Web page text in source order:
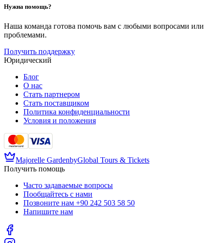
Нужна помощь?
Наша команда готова помочь вам с любыми вопросами или
проблемами.
Получить поддержку
Юридический
Блог
О нас
Стать партнером
Стать поставщиком
Политика конфиденциальности
Условия и положения
Majorelle GardenbyGlobal Tours & Tickets
Получить помощь
Часто задаваемые вопросы
Пообщайтесь с нами
Позвоните нам +90 242 503 58 50
Напишите нам